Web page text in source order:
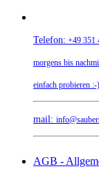
Telefon: +49 351
morgens bis
einfach probieren :-)
mail:
AGB -